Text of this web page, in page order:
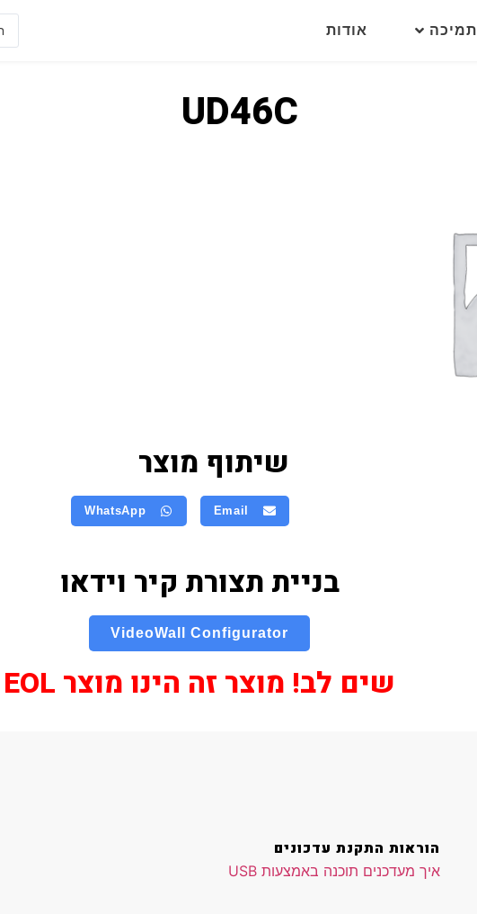
תמיכה אודות
UD46C
שיתוף מוצר
Email
WhatsApp
בניית תצורת קיר וידאו
VideoWall Configurator
שים לב! מוצר זה הינו מוצר EOL
הוראות התקנת עדכונים
איך מעדכנים תוכנה באמצעות USB